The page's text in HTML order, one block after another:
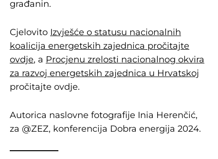
građanin.
Cjelovito Izvješće o statusu nacionalnih
koalicija energetskih zajednica pročitajte
ovdje, a Procjenu zrelosti nacionalnog okvira
za razvoj energetskih zajednica u Hrvatskoj
pročitajte ovdje.
Autorica naslovne fotografije Inia Herenčić,
za @ZEZ, konferencija Dobra energija 2024.